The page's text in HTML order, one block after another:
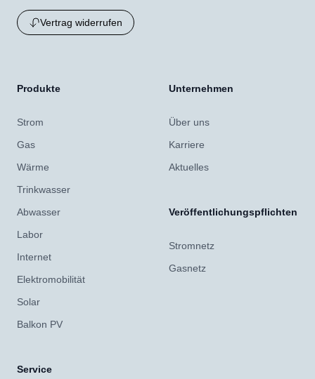
Vertrag widerrufen
Produkte
Strom
Gas
Wärme
Trinkwasser
Abwasser
Labor
Internet
Elektromobilität
Solar
Balkon PV
Service
Unternehmen
Über uns
Karriere
Aktuelles
Veröffentlichungspflichten
Stromnetz
Gasnetz